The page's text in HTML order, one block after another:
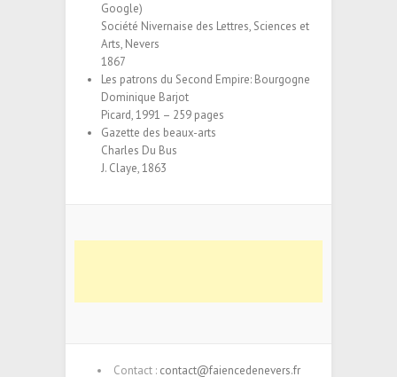
Google)
Société Nivernaise des Lettres, Sciences et
Arts, Nevers
1867
Les patrons du Second Empire: Bourgogne
Dominique Barjot
Picard, 1991 – 259 pages
Gazette des beaux-arts
Charles Du Bus
J. Claye, 1863
Contact : contact@faiencedenevers.fr